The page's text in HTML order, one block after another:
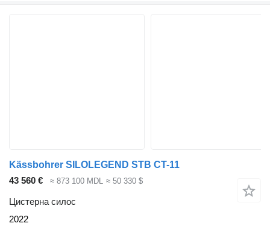
Kässbohrer SILOLEGEND STB CT-11
43 560 €
≈ 873 100 MDL ≈ 50 330 $
Цистерна силос
2022